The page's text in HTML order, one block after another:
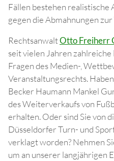
Fällen bestehen realistische
gegen die Abmahnungen
RechtsanwaltOtto Freiherr
seit vielen Jahren
Fragen des Medien-,
Veranstaltungsrechts.
Becker Haumann Mankel
des Weiterverkaufs von
erhalten. Oder sind Sie von
Düsseldorfer Turn- und
verklagt worden? Nehmen
um an unserer langjährigen